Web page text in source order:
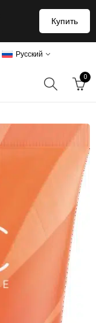
Купить
Русский
0